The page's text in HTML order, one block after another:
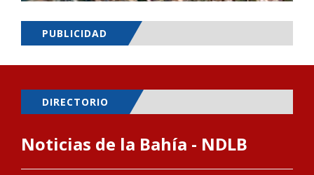
PUBLICIDAD
DIRECTORIO
Noticias de la Bahía - NDLB